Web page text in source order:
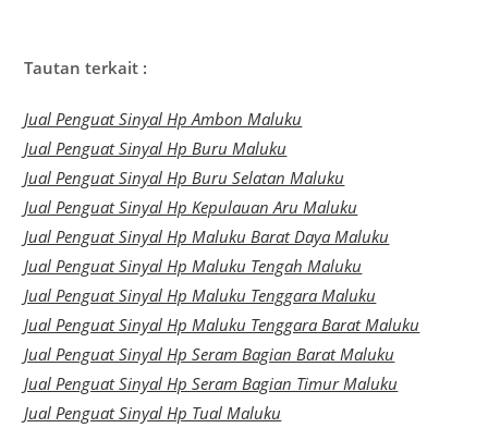
Tautan terkait :
Jual Penguat Sinyal Hp Ambon Maluku
Jual Penguat Sinyal Hp Buru Maluku
Jual Penguat Sinyal Hp Buru Selatan Maluku
Jual Penguat Sinyal Hp Kepulauan Aru Maluku
Jual Penguat Sinyal Hp Maluku Barat Daya Maluku
Jual Penguat Sinyal Hp Maluku Tengah Maluku
Jual Penguat Sinyal Hp Maluku Tenggara Maluku
Jual Penguat Sinyal Hp Maluku Tenggara Barat Maluku
Jual Penguat Sinyal Hp Seram Bagian Barat Maluku
Jual Penguat Sinyal Hp Seram Bagian Timur Maluku
Jual Penguat Sinyal Hp Tual Maluku